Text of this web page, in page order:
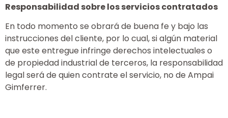
Responsabilidad sobre los servicios contratados
En todo momento se obrará de buena fe y bajo las
instrucciones del cliente, por lo cual, si algún material
que este entregue infringe derechos intelectuales o
de propiedad industrial de terceros, la responsabilidad
legal será de quien contrate el servicio, no de Ampai
Gimferrer.